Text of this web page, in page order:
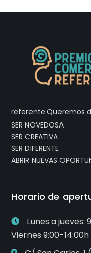
referente.Queremos
SER NOVEDOSA
SER CREATIVA
SER DIFERENTE
ABRIR NUEVAS
Horario de
Lunes a jueves:
Viernes 9:00-14:00h